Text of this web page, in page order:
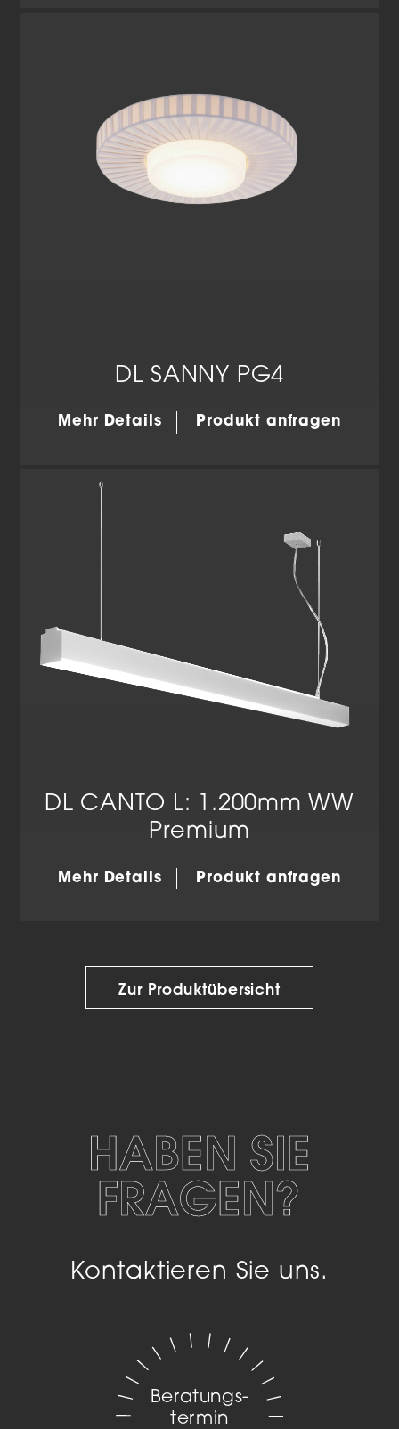
DL SANNY PG4
Mehr Details Produkt anfragen
DL CANTO L: 1.200mm WW
Premium
Mehr Details Produkt anfragen
Zur Produktübersicht
HABEN SIE
FRAGEN?
Kontaktieren Sie uns.
Beratungs­
termin